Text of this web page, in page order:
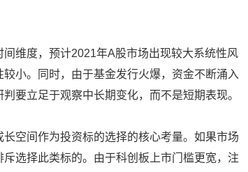
维度，预计2021年A股市场出现较大系统性风
小。同时，由于基金发行火爆，资金不断涌入
要立足于观察中长期变化，而不是短期表现。
空间作为投资标的选择的核心考量。如果市场
选择此类标的。由于科创板上市门槛更宽，注